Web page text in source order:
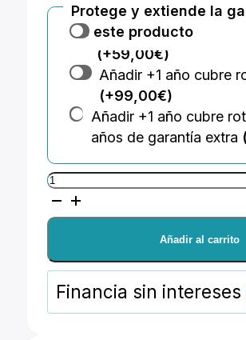
Protege y extiende la
de este producto
Añadir +2 años de
(+59,00€)
Añadir +1 año cubre
(+99,00€)
Añadir +1 año cubre
años de garantía extra
GODOX
FOCO
KNOWLED
Air
Cushion
LED
Añadir al carrito
Financia sin intereses